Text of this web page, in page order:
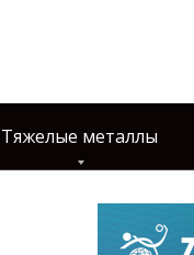
Тяжелые металлы